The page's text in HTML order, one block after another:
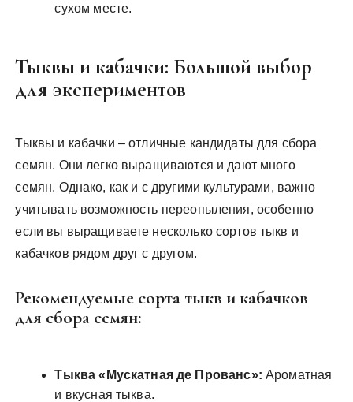
сухом месте.
Тыквы и кабачки: Большой выбор
для экспериментов
Тыквы и кабачки – отличные кандидаты для сбора
семян. Они легко выращиваются и дают много
семян. Однако, как и с другими культурами, важно
учитывать возможность переопыления, особенно
если вы выращиваете несколько сортов тыкв и
кабачков рядом друг с другом.
Рекомендуемые сорта тыкв и кабачков
для сбора семян:
Тыква «Мускатная де Прованс»: Ароматная
и вкусная тыква.